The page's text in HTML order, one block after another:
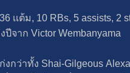
เเต้ม, 10 RBs, 5 assists,
ปีจาก Victor Wembanyama
ว่าทั้ง Shai-Gilgeous